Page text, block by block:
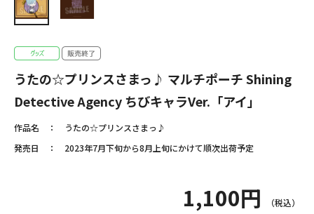
うたの☆プリンスさまっ♪ マルチポーチ Shining
Detective Agency ちびキャラVer.「アイ」
作品名
うたの☆プリンスさまっ♪
発売日
2023年7月下旬から8月上旬にかけて順次出荷予定
1,100円